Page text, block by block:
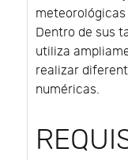
Dentro de sus
utiliza
realizar
numéricas.